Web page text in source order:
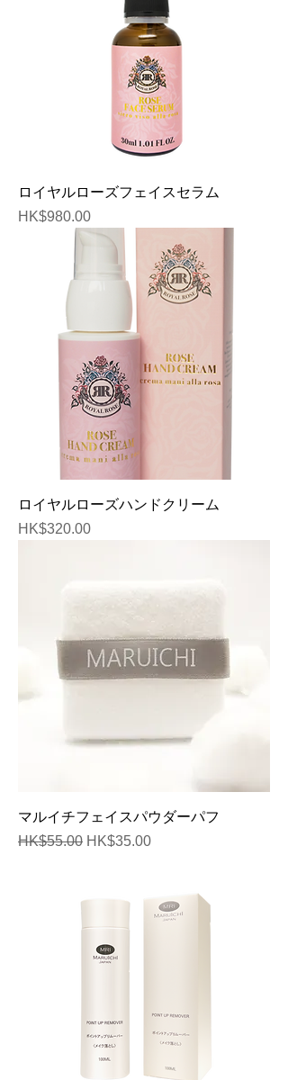
ロイヤルローズフェイスセラム
価格
HK$980.00
ロイヤルローズハンドクリーム
価格
HK$320.00
マルイチフェイスパウダーパフ
通常価格
HK$55.00 セール価格
HK$35.00